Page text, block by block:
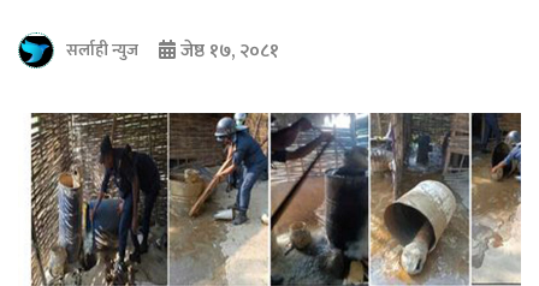
सर्लाही न्युज जेष्ठ १७, २०८१